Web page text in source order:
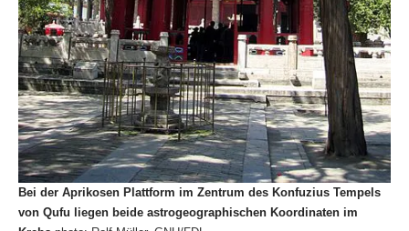
Bei der Aprikosen Plattform im Zentrum des Konfuzius Tempels
von Qufu liegen beide astrogeographischen Koordinaten im